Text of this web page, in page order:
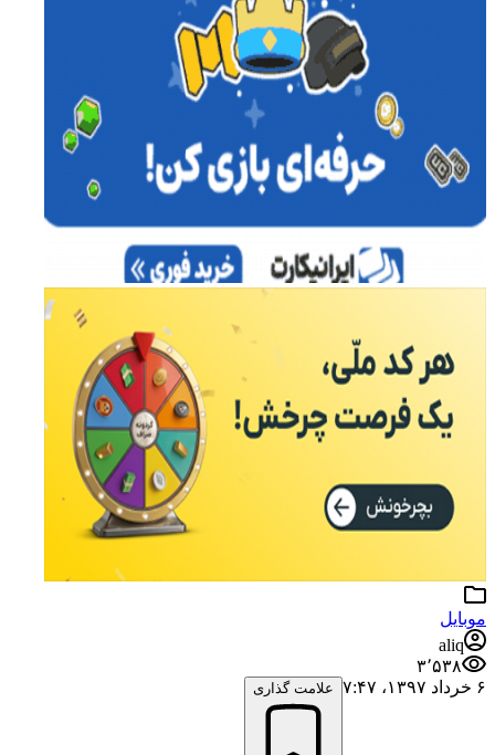
موبایل
aliq
۳٬۵۳۸
۶ خرداد ۱۳۹۷،‏ ۷:۴۷
علامت گذاری